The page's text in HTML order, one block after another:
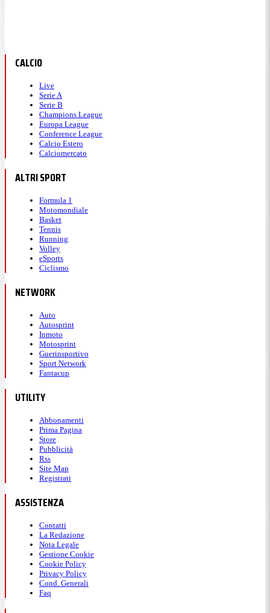
CALCIO
Live
Serie A
Serie B
Champions League
Europa League
Conference League
Calcio Estero
Calciomercato
ALTRI SPORT
Formula 1
Motomondiale
Basket
Tennis
Running
Volley
eSports
Ciclismo
NETWORK
Auto
Autosprint
Inmoto
Motosprint
Guerinsportivo
Sport Network
Fantacup
UTILITY
Abbonamenti
Prima Pagina
Store
Pubblicità
Rss
Site Map
Registrati
ASSISTENZA
Contatti
La Redazione
Nota Legale
Gestione Cookie
Cookie Policy
Privacy Policy
Cond. Generali
Faq